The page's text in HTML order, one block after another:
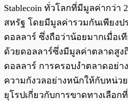
Stablecoin ทั่วโลกที่มีมูลค่ากว่า
สหรัฐ โดยมีมูลค่ารวมกันเพียงป
ดอลลาร์ ซึ่งถือว่าน้อยมากเมื่อเ
ด้วยดอลลาร์ซึ่งมีมูลค่าตลาดสูง
ดอลลาร์ การครอบงำตลาดอย่า
ความกังวลอย่างหนักให้กับหน่ว
ยุโรปเกี่ยวกับการขาดทางเลือก